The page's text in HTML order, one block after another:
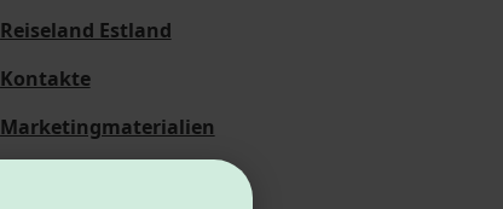
Reiseland Estland
Kontakte
Marketingmaterialien